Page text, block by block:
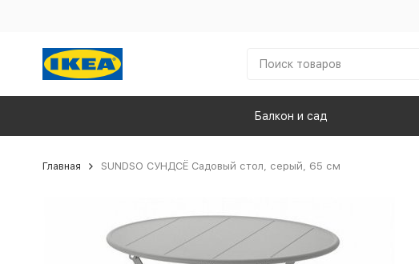
Балкон и сад
Главная SUNDSO СУНДСЁ Садовый стол, серый, 65 см